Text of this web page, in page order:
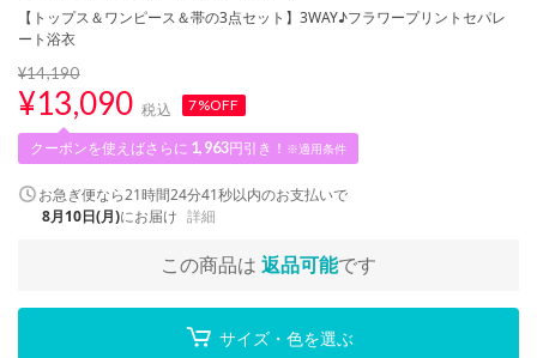
【トップス＆ワンピース＆帯の3点セット】3WAY♪フラワープリントセパレ
ート浴衣
¥14,190
¥13,090 税込 7%OFF
クーポンを使えばさらに 1,963円引き！ ※適用条件
お急ぎ便なら21時間24分40秒以内のお支払いで
8月10日(月)にお届け 詳細
この商品は 返品可能です
サイズ・色を選ぶ